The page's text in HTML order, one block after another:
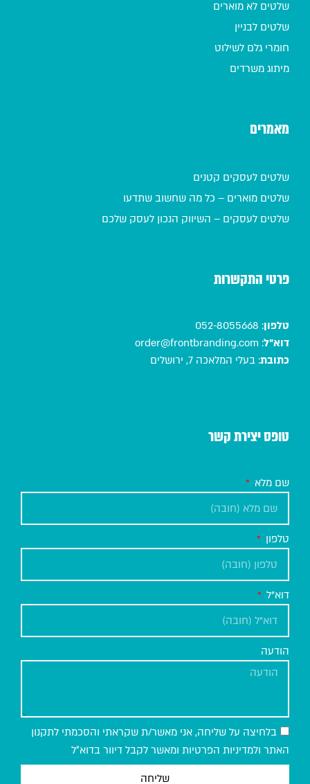
שלטים לא מוארים
שלטים לבניין
חומרי גלם לשילוט
מיתוג משרדים
מאמרים
שלטים לעסקים קטנים
שלטים מוארים – כל מה שחשוב שתדעו
שלטים לעסקים – השיווק הנכון לעסק שלכם
פרטי התקשרות
טלפון:
052-8055668
דוא"ל:
order@frontbranding.com
כתובת: בעלי המלאכה 7, ירושלים
טופס יצירת קשר
שם מלא
טלפון
דוא"ל
הודעה
בלחיצה על שליחה, אני מאשר/ת שקראתי והסכמתי לתקנון
האתר ולמדיניות הפרטיות ומאשר לקבל דיוור בדוא״ל
שליחה